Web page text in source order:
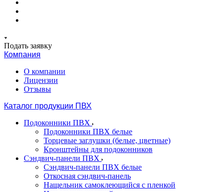
Подать заявку
Компания
О компании
Лицензии
Отзывы
Каталог продукции ПВХ
Подоконники ПВХ
Подоконники ПВХ белые
Торцевые заглушки (белые, цветные)
Кронштейны для подоконников
Сэндвич-панели ПВХ
Сэндвич-панели ПВХ белые
Откосная сэндвич-панель
Нащельник самоклеющийся с пленкой